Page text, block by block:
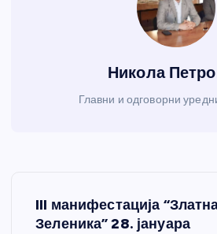
Никола
Главни и одговорни
III манифестација
Зеленика” 28. јануара